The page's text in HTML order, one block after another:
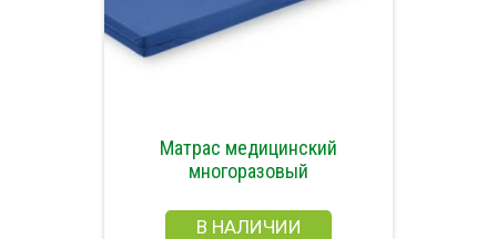
Матрас медицинский
многоразовый
В НАЛИЧИИ